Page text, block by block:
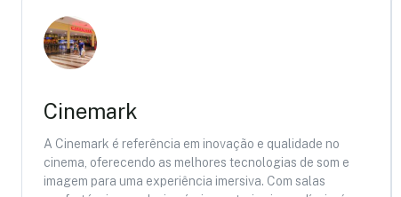
Cinemark
A Cinemark é referência em inovação e qualidade no
cinema, oferecendo as melhores tecnologias de som e
imagem para uma experiência imersiva. Com salas